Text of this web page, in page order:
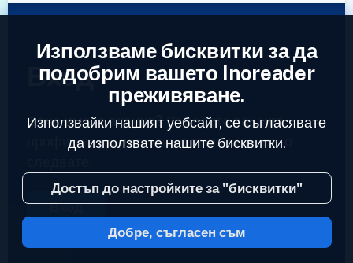
Вход
Вече имате акаунт?Въведете вашият
профил за да достъпите емисиите които
Вход
2023 © Inoreader
Използваме бисквитки за да
подобрим вашето Inoreader
преживяване.
Използвайки нашият уебсайт, се съгласявате
да използвате нашите бисквитки.
Достъп до настройките за "бисквитки"
Добре, съгласен съм